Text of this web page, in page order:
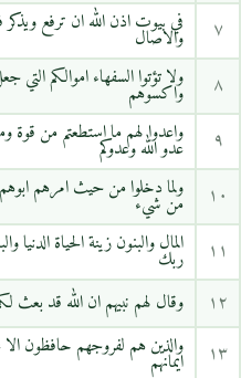
٧
في بيوت اذن الله ان ترفع ويذكر
والاصال
٨
ولا تؤتوا السفهاء اموالكم التي
واكسوهم
٩
واعدوا لهم ما استطعتم من قوة
عدو الله وعدوكم
١٠
ولما دخلوا من حيث امرهم
من شيء
١١
المال والبنون زينة الحياة
ربك
١٢
وقال لهم نبيهم ان الله قد بعث
١٣
والذين هم لفروجهم حافظون
ايمانهم